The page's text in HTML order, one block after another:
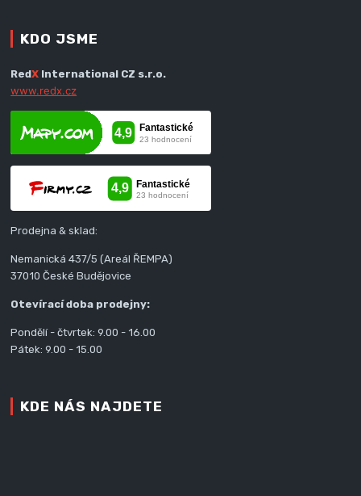
KDO JSME
RedX International CZ s.r.o.
www.redx.cz
Prodejna & sklad:
Nemanická 437/5 (Areál ŘEMPA)
37010 České Budějovice
Otevírací doba prodejny:
Pondělí - čtvrtek: 9.00 - 16.00
Pátek: 9.00 - 15.00
KDE NÁS NAJDETE